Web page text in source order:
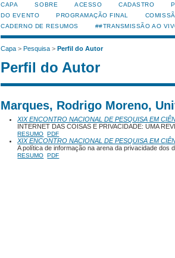
CAPA SOBRE ACESSO CADASTRO
DO EVENTO
PROGRAMAÇÃO FINAL
CADERNO DE RESUMOS
##TRANSMISSÃO AO
Capa >Pesquisa >Perfil do Autor
Perfil do Autor
Marques, Rodrigo Moreno,
XIX ENCONTRO NACIONAL DE PESQUISA EM
INTERNET DAS COISAS E PRIVACIDADE: UMA
RESUMO PDF
XIX ENCONTRO NACIONAL DE PESQUISA EM
A política de informação na arena da privacidade dos
RESUMO PDF